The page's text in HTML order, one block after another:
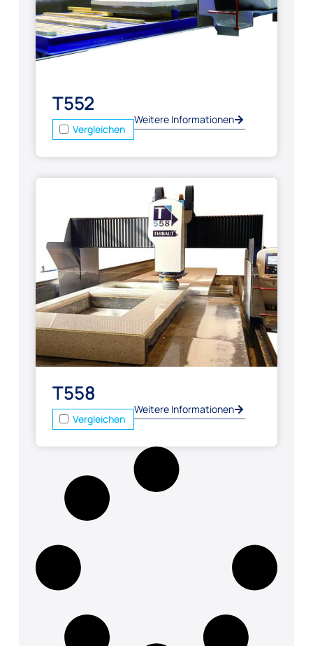
T552
Vergleichen
Weitere Informationen
T558
Vergleichen
Weitere Informationen